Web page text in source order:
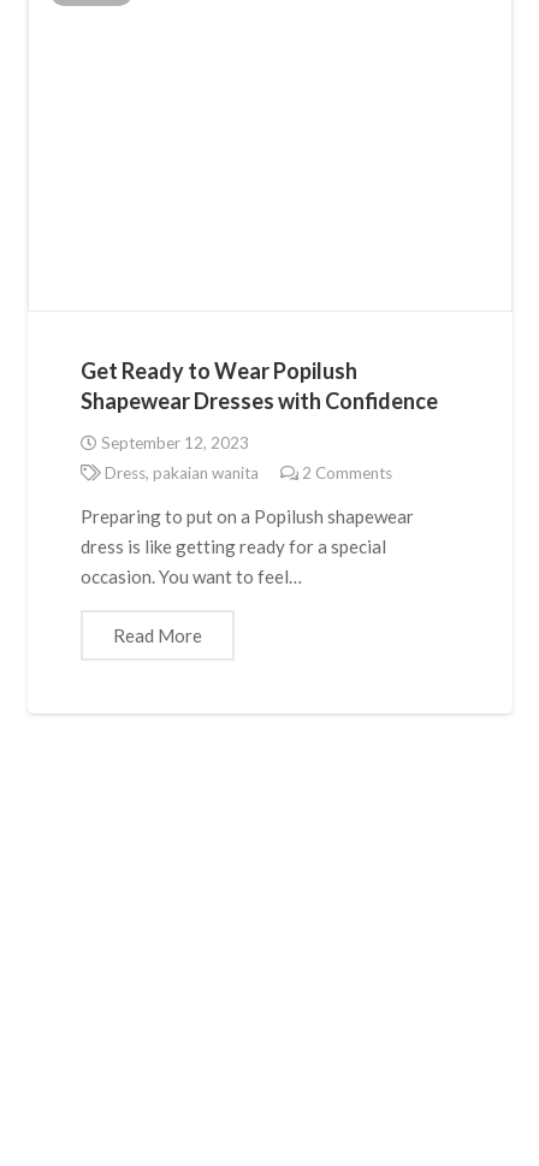
Get Ready to Wear Popilush
Shapewear Dresses with Confidence
September 12, 2023
Dress, pakaian wanita 2 Comments
Preparing to put on a Popilush shapewear
dress is like getting ready for a special
occasion. You want to feel…
Read More